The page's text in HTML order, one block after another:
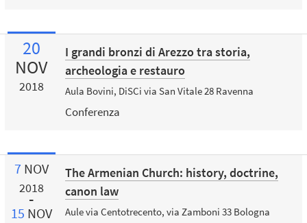
20
NOV
2018
I grandi bronzi di Arezzo tra storia,
archeologia e restauro
Aula Bovini, DiSCi via San Vitale 28 Ravenna
Conferenza
7 NOV
2018
15 NOV
The Armenian Church: history, doctrine,
canon law
Aule via Centotrecento, via Zamboni 33 Bologna